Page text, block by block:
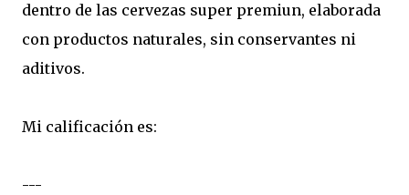
dentro de las cervezas super premiun, elaborada
con productos naturales, sin conservantes ni
aditivos.
Mi calificación es:
---